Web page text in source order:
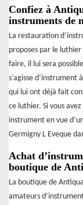
Confiez à
instruments de
La restauration
proposes par le
faire, il lui sera
s’agisse d’instrument
qui lui ont déjà fait
ce luthier. Si vous
instrument en vue
Germigny L Eveque
Achat
boutique de
La boutique de
amateurs